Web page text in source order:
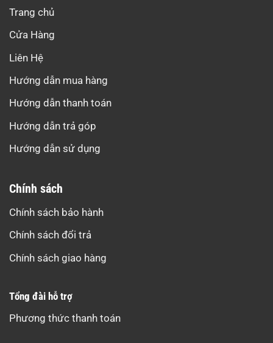
Trang chủ
Cửa Hàng
Liên Hệ
Hướng dẫn mua hàng
Hướng dẫn thanh toán
Hướng dẫn trả góp
Hướng dẫn sử dụng
Chính sách
Chính sách bảo hành
Chính sách đổi trả
Chính sách giao hàng
Tổng đài hỗ trợ
Phương thức thanh toán